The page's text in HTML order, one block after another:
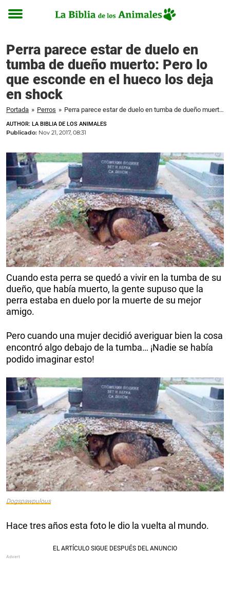
Toggle
Perra parece estar de duelo en
tumba de dueño muerto: Pero lo
que esconde en el hueco los deja
en shock
Portada » Perros » Perra parece estar de duelo en tumba de dueño muerto: Pero lo que esconde en el hueco los deja en shock
AUTHOR: LA BIBLIA DE LOS ANIMALES
Publicado: Nov 21, 2017, 08:31
Cuando esta perra se quedó a vivir en la tumba de su
dueño, que había muerto, la gente supuso que la
perra estaba en duelo por la muerte de su mejor
amigo.
Pero cuando una mujer decidió averiguar bien la cosa
encontró algo debajo de la tumba… ¡Nadie se había
podido imaginar esto!
Dogspawpulous
Hace tres años esta foto le dio la vuelta al mundo.